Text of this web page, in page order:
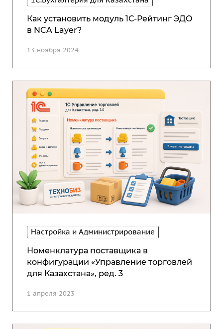
13 ноября 2024
Как установить модуль 1С-Рейтинг ЭДО
в NCA Layer?
Настройка и Администрирование
1 апреля 2023
Номенклатура поставщика в
конфигурации «Управление торговлей
для Казахстана», ред. 3